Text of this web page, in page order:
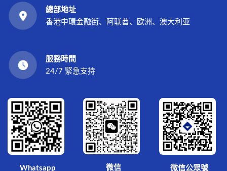
總部地址
香港中環金融街、阿联酋、欧洲、澳大利亚
服務時間
24/7 緊急支持
Whatsapp 微信 微信公眾號